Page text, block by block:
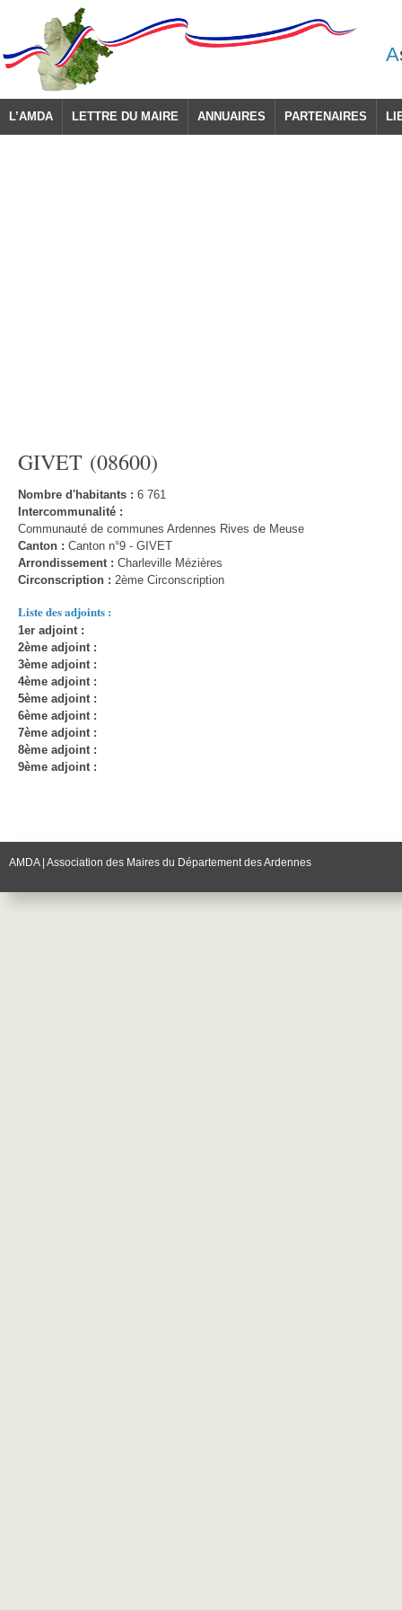
A
L’AMDA LETTRE DU MAIRE ANNUAIRES PARTENAIRES
GIVET (08600)
Nombre d'habitants : 6 761
Intercommunalité :
Communauté de communes Ardennes Rives de Meuse
Canton : Canton n°9 - GIVET
Arrondissement : Charleville Mézières
Circonscription : 2ème Circonscription
Liste des adjoints :
1er adjoint :
2ème adjoint :
3ème adjoint :
4ème adjoint :
5ème adjoint :
6ème adjoint :
7ème adjoint :
8ème adjoint :
9ème adjoint :
AMDA | Association des Maires du Département des Ardennes